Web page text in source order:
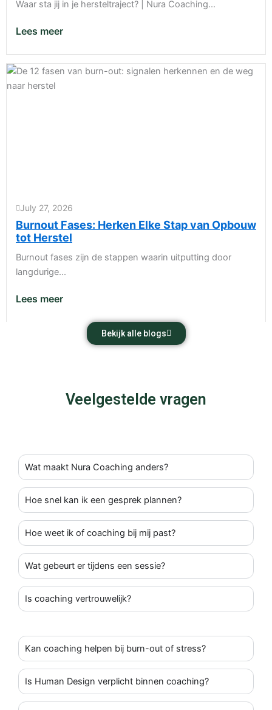
Waar sta jij in je hersteltraject? | Nura Coaching...
Lees meer
July 27, 2026
Burnout Fases: Herken Elke Stap van Opbouw
tot Herstel
Burnout fases zijn de stappen waarin uitputting door
langdurige...
Lees meer
Bekijk alle blogs
Veelgestelde vragen
Wat maakt Nura Coaching anders?
Hoe snel kan ik een gesprek plannen?
Hoe weet ik of coaching bij mij past?
Wat gebeurt er tijdens een sessie?
Is coaching vertrouwelijk?
Kan coaching helpen bij burn-out of stress?
Is Human Design verplicht binnen coaching?